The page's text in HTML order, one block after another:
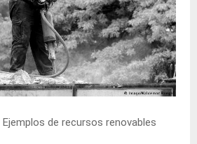
Ejemplos de recursos renovables